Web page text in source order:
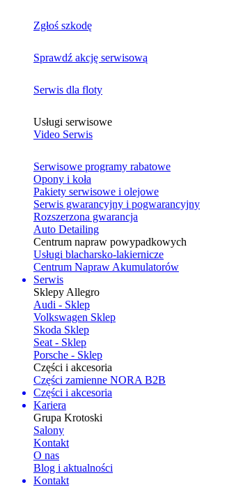
Zgłoś szkodę
Sprawdź akcję serwisową
Serwis dla floty
Usługi serwisowe
Video Serwis
Serwisowe programy rabatowe
Opony i koła
Pakiety serwisowe i olejowe
Serwis gwarancyjny i pogwarancyjny
Rozszerzona gwarancja
Auto Detailing
Centrum napraw powypadkowych
Usługi blacharsko-lakiernicze
Centrum Napraw Akumulatorów
Serwis
Sklepy Allegro
Audi - Sklep
Volkswagen Sklep
Skoda Sklep
Seat - Sklep
Porsche - Sklep
Części i akcesoria
Części zamienne NORA B2B
Części i akcesoria
Kariera
Grupa Krotoski
Salony
Kontakt
O nas
Blog i aktualności
Kontakt